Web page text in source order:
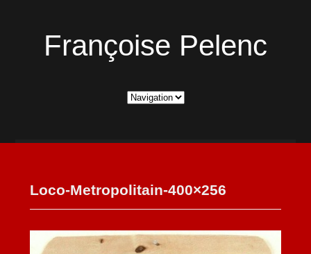
Françoise Pelenc
Loco-Metropolitain-400×256